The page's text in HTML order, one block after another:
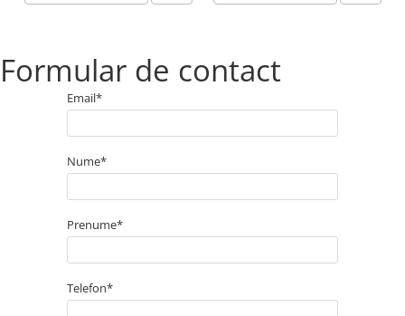
Formular de contact
Email*
Nume*
Prenume*
Telefon*